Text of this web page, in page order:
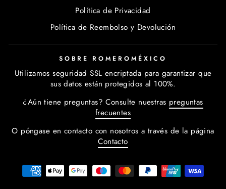
Política de Privacidad
Política de Reembolso y Devolución
SOBRE ROMEROMÉXICO
Utilizamos seguridad SSL encriptada para garantizar que
sus datos están protegidos al 100%.
¿Aún tiene preguntas? Consulte nuestras preguntas
frecuentes
O póngase en contacto con nosotros a través de la página
Contacto